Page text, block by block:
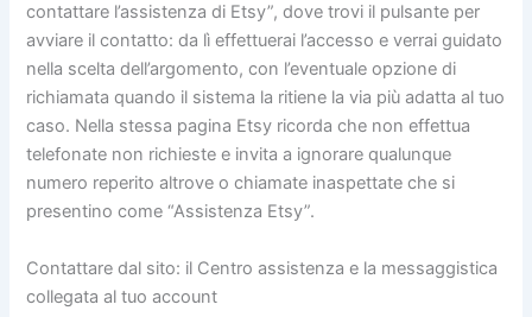
contattare l’assistenza di Etsy”, dove trovi il pulsante per
avviare il contatto: da lì effettuerai l’accesso e verrai guidato
nella scelta dell’argomento, con l’eventuale opzione di
richiamata quando il sistema la ritiene la via più adatta al tuo
caso. Nella stessa pagina Etsy ricorda che non effettua
telefonate non richieste e invita a ignorare qualunque
numero reperito altrove o chiamate inaspettate che si
presentino come “Assistenza Etsy”.
Contattare dal sito: il Centro assistenza e la messaggistica
collegata al tuo account